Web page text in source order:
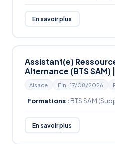
En savoir plus
Assistant(e)
Alternance (BTS SAM)
Alsace Fin : 17/08/2026
Formations : BTS SAM
En savoir plus